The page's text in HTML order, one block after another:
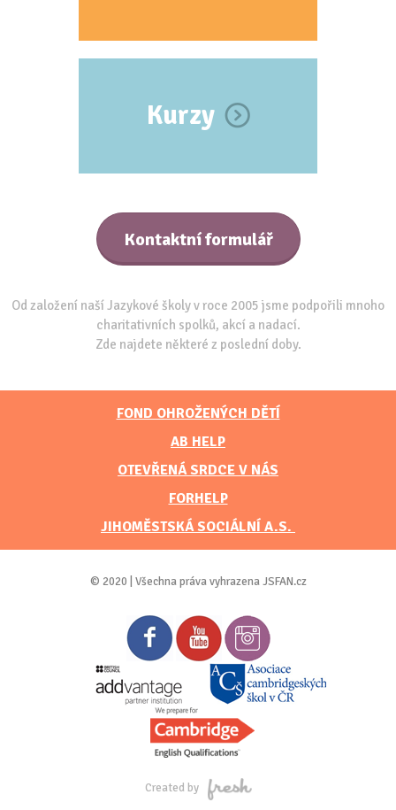
Kurzy
Kontaktní formulář
Od založení naší Jazykové školy v roce 2005 jsme podpořili mnoho
charitativních spolků, akcí a nadací.
Zde najdete některé z poslední doby.
FOND OHROŽENÝCH DĚTÍ
AB HELP
OTEVŘENÁ SRDCE V NÁS
FORHELP
JIHOMĚSTSKÁ SOCIÁLNÍ A.S.
© 2020 | Všechna práva vyhrazena JSFAN.cz
Created by